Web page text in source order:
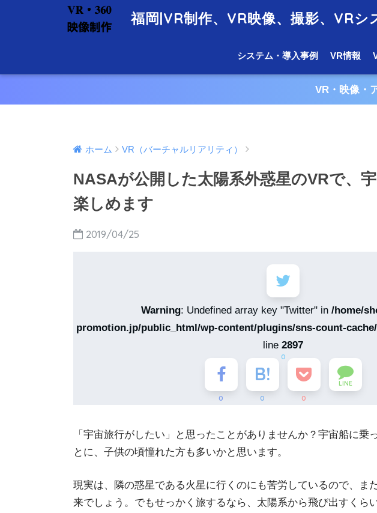
福岡|VR制作、VR映像、撮影、VR
システム・導入事例 VR情報
VR・映像・
ホーム VR（バーチャルリアリティ）
NASAが公開した太陽系外惑星のVRで、
楽しめます
2019/04/25
Warning: Undefined array key "Twitter" in/home/
promotion.jp/public_html/wp-content/plugins/sns-count-
line2897
0
0 0 0
LINE
「宇宙旅行がしたい」と思ったことがありませんか？宇宙船に乗
とに、子供の頃憧れた方も多いかと思います。
現実は、隣の惑星である火星に行くのにも苦労しているので、ま
来でしょう。でもせっかく旅するなら、太陽系から飛び出すくら